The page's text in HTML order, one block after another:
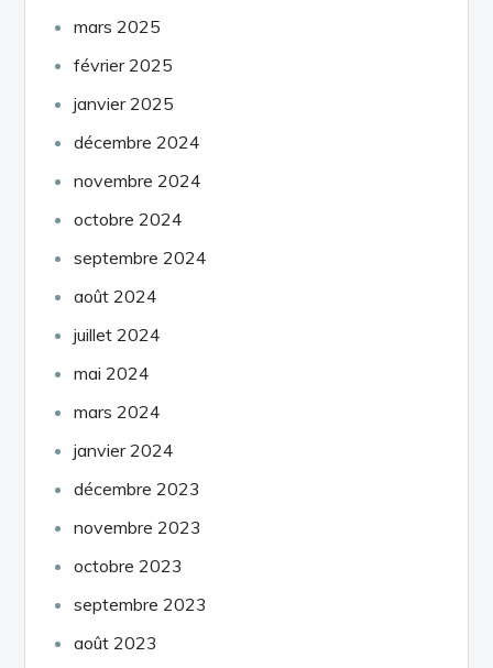
mars 2025
février 2025
janvier 2025
décembre 2024
novembre 2024
octobre 2024
septembre 2024
août 2024
juillet 2024
mai 2024
mars 2024
janvier 2024
décembre 2023
novembre 2023
octobre 2023
septembre 2023
août 2023